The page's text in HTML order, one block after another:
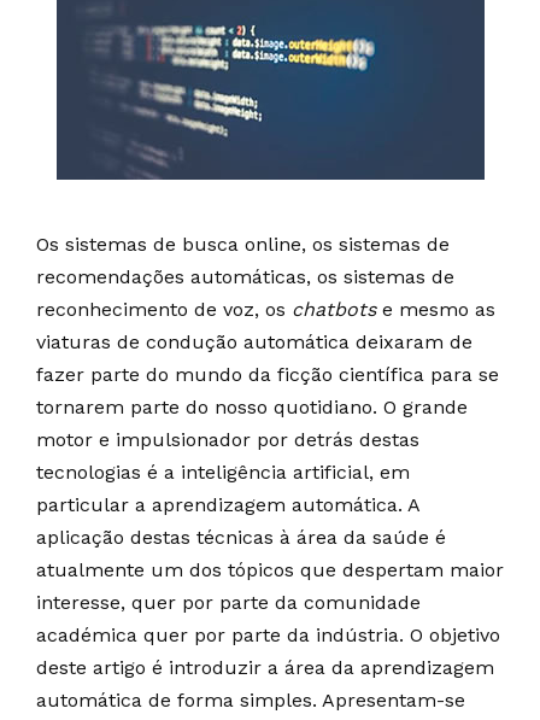
Os sistemas de busca online, os sistemas de
recomendações automáticas, os sistemas de
reconhecimento de voz, os chatbotse mesmo as
viaturas de condução automática deixaram de
fazer parte do mundo da ficção científica para se
tornarem parte do nosso quotidiano. O grande
motor e impulsionador por detrás destas
tecnologias é a inteligência artificial, em
particular a aprendizagem automática. A
aplicação destas técnicas à área da saúde é
atualmente um dos tópicos que despertam maior
interesse, quer por parte da comunidade
académica quer por parte da indústria. O objetivo
deste artigo é introduzir a área da aprendizagem
automática de forma simples. Apresentam-se